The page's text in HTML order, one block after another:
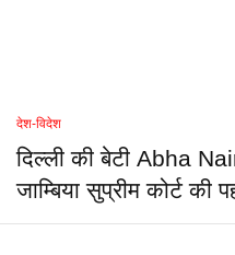
देश-विदेश
दिल्ली की बेटी Abha
जाम्बिया सुप्रीम कोर्ट की